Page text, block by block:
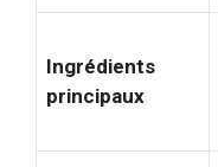
Ingrédients
principaux